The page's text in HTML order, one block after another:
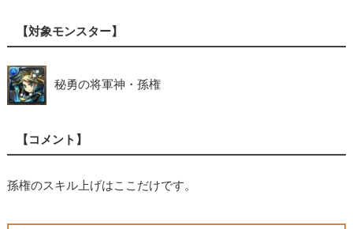
【対象モンスター】
秘勇の将軍神・孫権
【コメント】
孫権のスキル上げはここだけです。